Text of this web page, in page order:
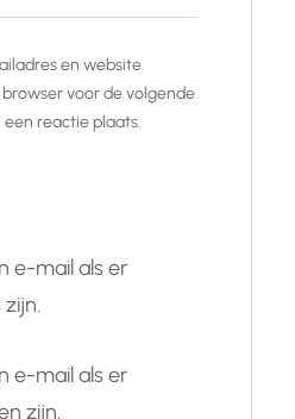
en website
voor de volgende
reactie plaats.
e-mail als er
e-mail als er
zijn.